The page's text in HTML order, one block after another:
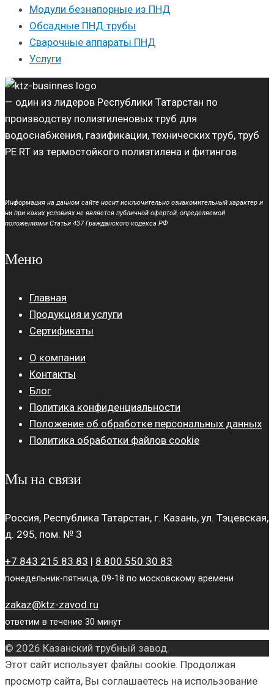
Модули безнапорные из ПНД
Обсадные ПНД трубы
Сварочные аппараты ПНД
Услуги
— один из лидеров Республики Татарстан по
производству полиэтиленовых труб для
водоснабжения, газификации, технических труб, труб
PE RT из термостойкого полиэтилена и фитингов
Информация на данном сайте носит исключительно ознакомительный характер и
ни при каких условиях не является публичной офертой, определяемой
положениями Статьи 437 Гражданского кодекса РФ
Меню
Главная
Продукция и услуги
Сертификаты
О компании
Контакты
Блог
Политика конфиденциальности
Положение об обработке персональных данных
Политика обработки файлов cookie
Мы на связи
Россия, Республика Татарстан, г. Казань, ул. Тэцевская,
д. 295, пом. № 3
+7 843 215 83 83 | 8 800 550 30 83
понедельник-пятница, 09-18 по московскому времени
zakaz@ktz-zavod.ru
ответим в течение 30 минут
© 2026 Казанский трубный завод.
Этот сайт использует файлы cookie. Продолжая
просмотр сайта, Вы соглашаетесь на использование